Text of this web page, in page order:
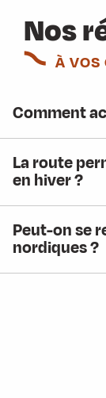
Nos
À VOS
Comment
La route
en hiver ?
Peut-on se
nordiques ?